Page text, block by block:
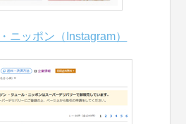
ニッポン（Instagram）